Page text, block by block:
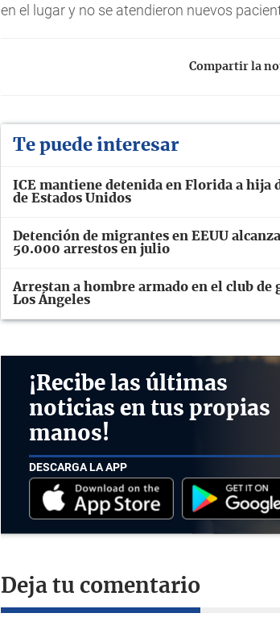
en el lugar y no se atendieron nuevos
Compartir la
Te puede interesar
ICE mantiene detenida en Florida a hija
de Estados Unidos
Detención de migrantes en EEUU
50.000 arrestos en julio
Arrestan a hombre armado en el club de
Los Ángeles
¡Recibe las últimas
noticias en tus propias
manos!
DESCARGA LA APP
Deja tu comentario